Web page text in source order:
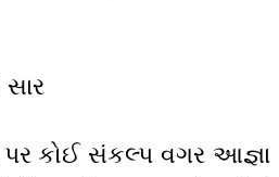
કોઈ સંકલ્પ વગર આજ્ઞા